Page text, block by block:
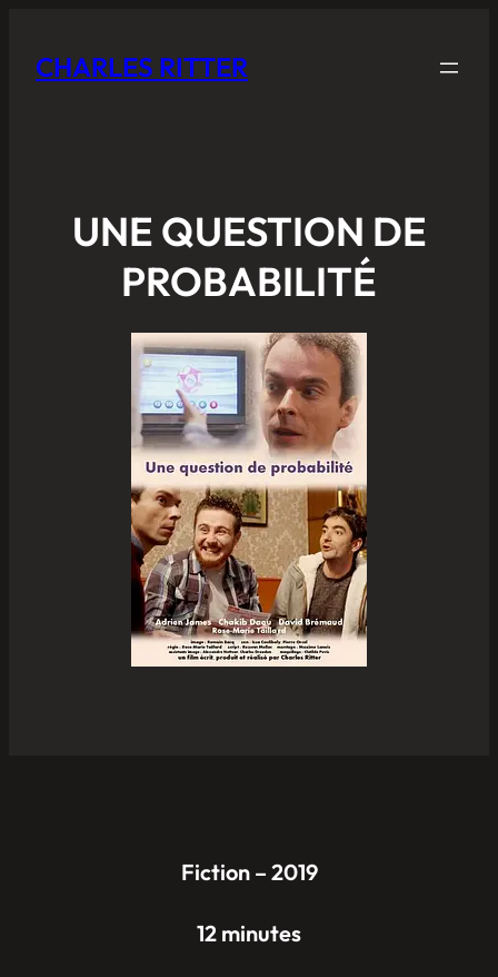
CHARLES RITTER
UNE QUESTION DE
PROBABILITÉ
Fiction – 2019
12 minutes